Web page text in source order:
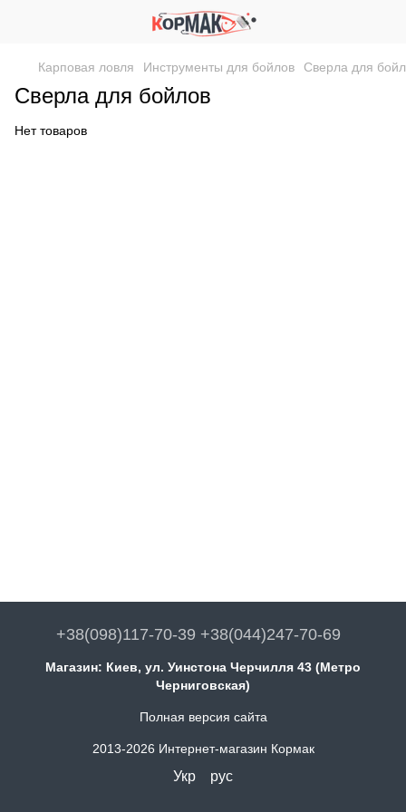
Карповая ловля Инструменты для бойлов Сверла для
Сверла для бойлов
Нет товаров
+38(098)117-70-39 +38(044)247-70-69
Магазин: Киев, ул. Уинстона Черчилля 43 (Метро
Черниговская)
Полная версия сайта
2013-2026 Интернет-магазин Кормак
Укр рус